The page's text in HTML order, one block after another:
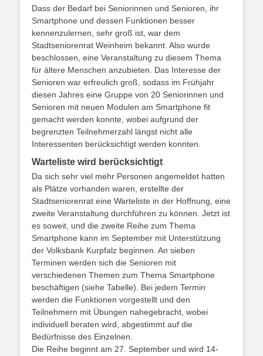
Dass der Bedarf bei Seniorinnen und Senioren, ihr
Smartphone und dessen Funktionen besser
kennenzulernen, sehr groß ist, war dem
Stadtseniorenrat Weinheim bekannt. Also wurde
beschlossen, eine Veranstaltung zu diesem Thema
für ältere Menschen anzubieten. Das Interesse der
Senioren war erfreulich groß, sodass im Frühjahr
diesen Jahres eine Gruppe von 20 Seniorinnen und
Senioren mit neuen Modulen am Smartphone fit
gemacht werden konnte, wobei aufgrund der
begrenzten Teilnehmerzahl längst nicht alle
Interessenten berücksichtigt werden konnten.
Warteliste wird berücksichtigt
Da sich sehr viel mehr Personen angemeldet hatten
als Plätze vorhanden waren, erstellte der
Stadtseniorenrat eine Warteliste in der Hoffnung, eine
zweite Veranstaltung durchführen zu können. Jetzt ist
es soweit, und die zweite Reihe zum Thema
Smartphone kann im September mit Unterstützung
der Volksbank Kurpfalz beginnen. An sieben
Terminen werden sich die Senioren mit
verschiedenen Themen zum Thema Smartphone
beschäftigen (siehe Tabelle). Bei jedem Termin
werden die Funktionen vorgestellt und den
Teilnehmern mit Übungen nahegebracht, wobei
individuell beraten wird, abgestimmt auf die
Bedürfnisse des Einzelnen.
Die Reihe beginnt am 27. September und wird 14-